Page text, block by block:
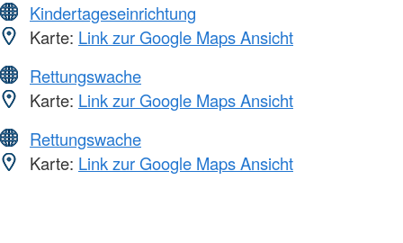
Kindertageseinrichtung
Karte: Link zur Google Maps Ansicht
Rettungswache
Karte: Link zur Google Maps Ansicht
Rettungswache
Karte: Link zur Google Maps Ansicht